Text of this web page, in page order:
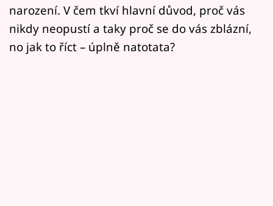
Sledujte nás
narození. V čem tkví hlavní důvod, proč vás
nikdy neopustí a taky proč se do vás zblázní,
no jak to říct – úplně natotata?